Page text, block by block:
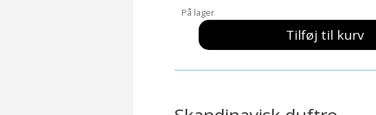
På lager
Meraki
Diffuser
Tilføj til kurv